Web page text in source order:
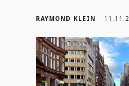
RAYMOND KLEIN